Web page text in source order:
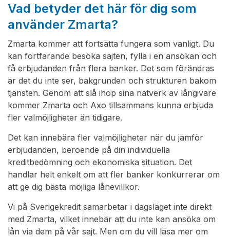
Vad betyder det här för dig som
använder Zmarta?
Zmarta kommer att fortsätta fungera som vanligt. Du
kan fortfarande besöka sajten, fylla i en ansökan och
få erbjudanden från flera banker. Det som förändras
är det du inte ser, bakgrunden och strukturen bakom
tjänsten. Genom att slå ihop sina nätverk av långivare
kommer Zmarta och Axo tillsammans kunna erbjuda
fler valmöjligheter än tidigare.
Det kan innebära fler valmöjligheter när du jämför
erbjudanden, beroende på din individuella
kreditbedömning och ekonomiska situation. Det
handlar helt enkelt om att fler banker konkurrerar om
att ge dig bästa möjliga lånevillkor.
Vi på Sverigekredit samarbetar i dagsläget inte direkt
med Zmarta, vilket innebär att du inte kan ansöka om
lån via dem på vår sajt. Men om du vill läsa mer om